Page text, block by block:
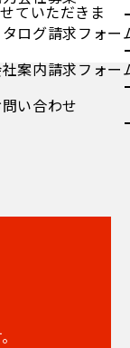
タログ請求フォー
案内請求フォー
い合わせ
ていただきま